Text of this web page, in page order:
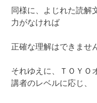
同様に、よじれた読解
力がなければ
正確な理解はできませ
それゆえに、ＴＯＹＯ
講者のレベルに応じ、